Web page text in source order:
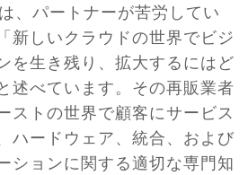
、パートナーが苦労してい
新しいクラウドの世界でビジ
を生き残り、拡大するにはど
述べています。その再販業者
ストの世界で顧客にサービス
ハードウェア、統合、および
ションに関する適切な専門知